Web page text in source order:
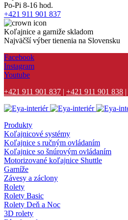
Po-Pi 8-16 hod.
+421 911 901 837
Koľajnice a garniže skladom
Najväčší výber tienenia na Slovensku
Facebook
Instagram
Youtube
+421 911 901 837 | +421 911 901 838 |
Produkty
Koľajnicové systémy
Koľajnice s ručným ovládaním
Koľajnice so šnúrovým ovládaním
Motorizované koľajnice Shuttle
Garníže
Závesy a záclony
Rolety
Rolety Basic
Rolety Deň a Noc
3D rolety